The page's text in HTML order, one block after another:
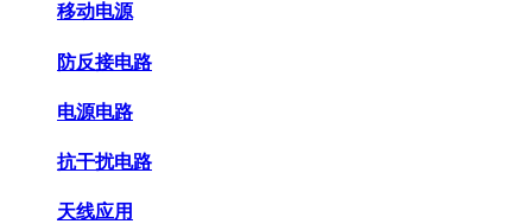
移动电源
防反接电路
电源电路
抗干扰电路
天线应用